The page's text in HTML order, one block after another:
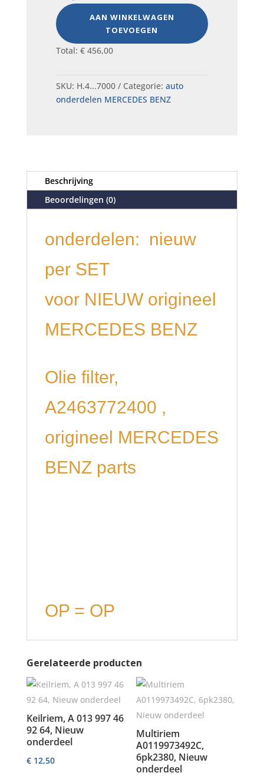
AAN WINKELWAGEN
TOEVOEGEN
Total: €456,00
SKU: H.4...7000 Categorie: auto
onderdelen MERCEDES BENZ
Beschrijving
Beoordelingen (0)
onderdelen: nieuw
per SET
voor NIEUW origineel
MERCEDES BENZ
Olie filter,
A2463772400 ,
origineel MERCEDES
BENZ parts
OP = OP
Gerelateerde producten
Keilriem, A 013 997 46
92 64, Nieuw
onderdeel
€12,50
Multiriem
A0119973492C,
6pk2380, Nieuw
onderdeel